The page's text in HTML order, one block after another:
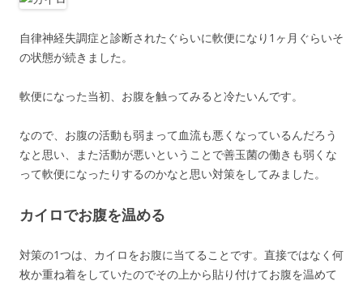
自律神経失調症と診断されたぐらいに軟便になり1ヶ月ぐらいそ
の状態が続きました。
軟便になった当初、お腹を触ってみると冷たいんです。
なので、お腹の活動も弱まって血流も悪くなっているんだろう
なと思い、また活動が悪いということで善玉菌の働きも弱くな
って軟便になったりするのかなと思い対策をしてみました。
カイロでお腹を温める
対策の1つは、カイロをお腹に当てることです。直接ではなく何
枚か重ね着をしていたのでその上から貼り付けてお腹を温めて